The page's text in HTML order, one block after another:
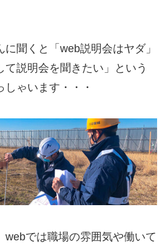
聞くと「web説明会はヤダ」
て説明会を聞きたい」という
しゃいます・・・
webでは職場の雰囲気や働いて